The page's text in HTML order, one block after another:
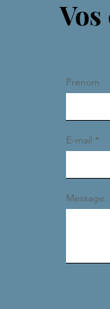
Prénom
E-mail